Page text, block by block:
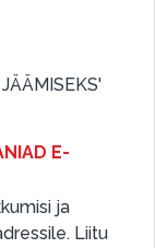
E-
ja
Liitu